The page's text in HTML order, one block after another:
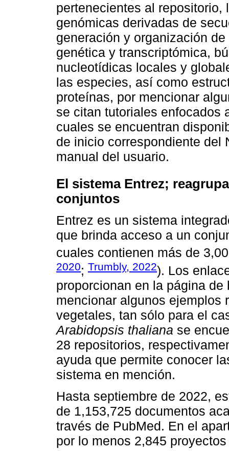
pertenecientes al
genómicas derivadas de
generación y organización
genética y transcriptómica,
nucleotídicas locales y
las especies, así como
proteínas, por mencionar
se citan tutoriales enfocados
cuales se encuentran
de inicio correspondiente del
manual del usuario.
El sistema Entrez;
conjuntos
Entrez es un sistema
que brinda acceso a un
cuales contienen más de
2020; Trumbly, 2022). Los
proporcionan en la página
mencionar algunos ejemplos
vegetales, tan sólo para el
Arabidopsis thaliana se
28 repositorios,
ayuda que permite conocer
sistema en mención.
Hasta septiembre de 2022,
de 1,153,725 documentos
través de PubMed. En el
por lo menos 2,845